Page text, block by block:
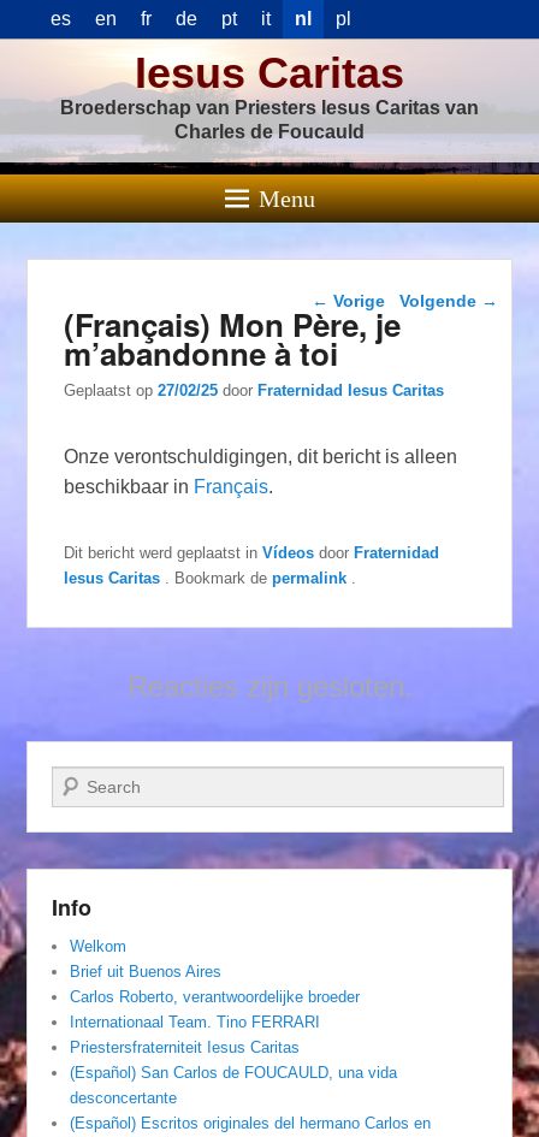
es en fr de pt it nl pl
Iesus Caritas
Broederschap van Priesters Iesus Caritas van
Charles de Foucauld
Menu
Berichtnavigatie
← Vorige Volgende →
(Français) Mon Père, je
m’abandonne à toi
Geplaatst op27/02/25 doorFraternidad Iesus Caritas
Onze verontschuldigingen, dit bericht is alleen
beschikbaar in Français.
Dit bericht werd geplaatst inVídeos doorFraternidad
Iesus Caritas
. Bookmark depermalink
Reacties zijn gesloten.
Zoeken
Info
Welkom
Brief uit Buenos Aires
Carlos Roberto, verantwoordelijke broeder
Internationaal Team. Tino FERRARI
Priestersfraterniteit Iesus Caritas
(Español) San Carlos de FOUCAULD, una vida
desconcertante
(Español) Escritos originales del hermano Carlos en